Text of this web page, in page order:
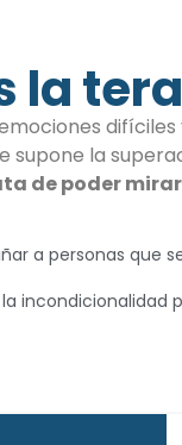
la
supone la
de poder
a personas que
incondicionalidad